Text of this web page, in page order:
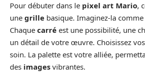
Pour débuter dans le pixel art Mario,
une grille basique. Imaginez-la
Chaque carré est une possibilité, une
un détail de votre œuvre. Choisissez vos
soin. La palette est votre alliée,
des images vibrantes.